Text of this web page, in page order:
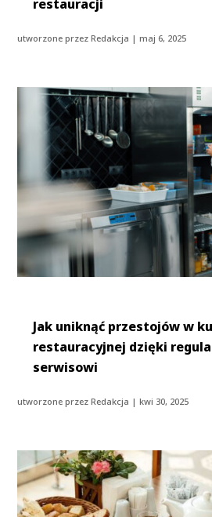
restauracji
utworzone przezRedakcja |maj 6, 2025
Jak uniknąć przestojów w
restauracyjnej dzięki
serwisowi
utworzone przezRedakcja |kwi 30, 2025